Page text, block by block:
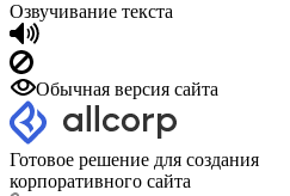
Озвучивание текста
Обычная версия сайта
Готовое решение для создания
корпоративного сайта